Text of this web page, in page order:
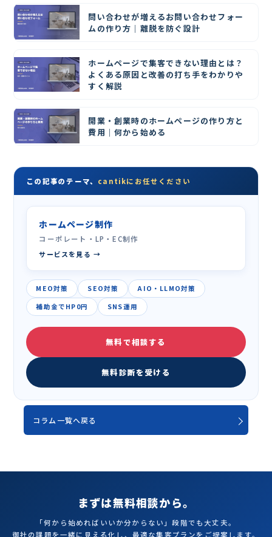
問い合わせが増えるお問い合わせフォー
ムの作り方｜離脱を防ぐ設計
ホームページで集客できない理由とは？
よくある原因と改善の打ち手をわかりや
すく解説
開業・創業時のホームページの作り方と
費用｜何から始める
この記事のテーマ、 cantikにお任せください
ホームページ制作
コーポレート・LP・EC制作
サービスを見る →
MEO対策 SEO対策
AIO・LLMO対策
補助金でHP0円
SNS運用
無料で相談する
無料診断を受ける
コラム一覧へ戻る
まずは無料相談から。
「何から始めればいいか分からない」段階でも大丈夫。
御社の課題を一緒に見える化し、最適な集客プランをご提案します。